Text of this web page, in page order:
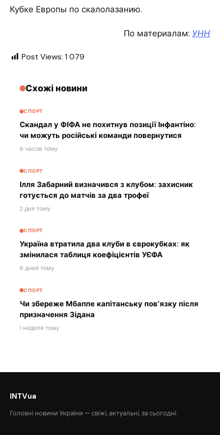
Кубке Европы по скалолазанию.
По материалам: УНН
Post Views: 1 079
Схожі новини
СПОРТ
Скандал у ФІФА не похитнув позиції Інфантіно:
чи можуть російські команди повернутися
6 часов тому
СПОРТ
Ілля Забарний визначився з клубом: захисник
готується до матчів за два трофеї
2 дня тому
СПОРТ
Україна втратила два клуби в єврокубках: як
змінилася таблиця коефіцієнтів УЄФА
6 дней тому
СПОРТ
Чи збереже Мбаппе капітанську пов’язку після
призначення Зідана
1 неделя тому
INTVua
Головні новини України — свіжі, актуальні, за сьогодні.